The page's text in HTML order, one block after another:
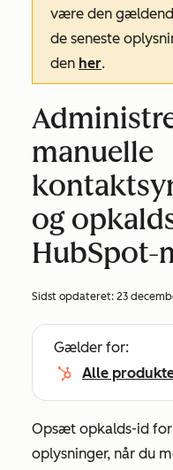
være den
de seneste
den her.
manuelle
og
HubSpot-
Sidst opdateret: 23
Gælder for:
Alle
Opsæt opkalds-id
oplysninger, når du